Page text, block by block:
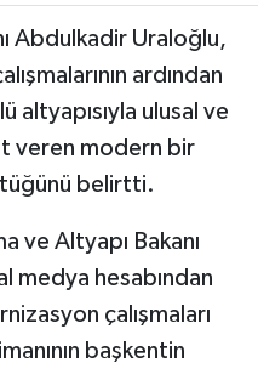
Abdulkadir Uraloğlu,
ardından
altyapısıyla ulusal ve
veren modern bir
belirtti.
ve Altyapı Bakanı
medya hesabından
çalışmaları
başkentin